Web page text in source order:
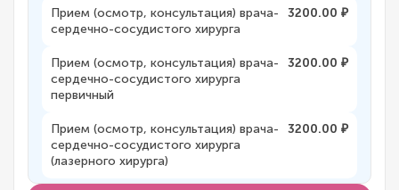
Прием (осмотр, консультация) врача-
сердечно-сосудистого хирурга
3200.00 ₽
Прием (осмотр, консультация) врача-
сердечно-сосудистого хирурга
первичный
3200.00 ₽
Прием (осмотр, консультация) врача-
сердечно-сосудистого хирурга
(лазерного хирурга)
3200.00 ₽